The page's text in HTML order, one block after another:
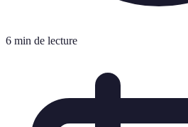
6 min de lecture